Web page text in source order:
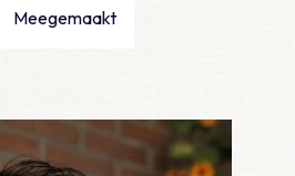
Meegemaakt